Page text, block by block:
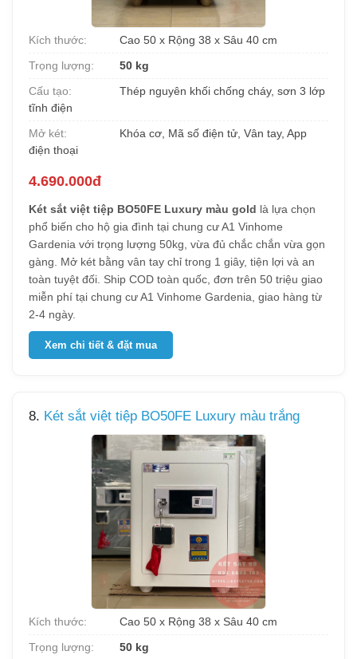
Kích thước:
Cao 50 x Rộng 38 x Sâu 40 cm
Trọng lượng:
50 kg
Cấu tạo:
Thép nguyên khối chống cháy, sơn 3 lớp
tĩnh điện
Mở két:
Khóa cơ, Mã số điện tử, Vân tay, App
điện thoại
4.690.000đ
Két sắt việt tiệp BO50FE Luxury màu gold là lựa chọn
phổ biến cho hộ gia đình tại chung cư A1 Vinhome
Gardenia với trọng lượng 50kg, vừa đủ chắc chắn vừa gọn
gàng. Mở két bằng vân tay chỉ trong 1 giây, tiện lợi và an
toàn tuyệt đối. Ship COD toàn quốc, đơn trên 50 triệu giao
miễn phí tại chung cư A1 Vinhome Gardenia, giao hàng từ
2-4 ngày.
Xem chi tiết & đặt mua
8. Két sắt việt tiệp BO50FE Luxury màu trắng
Kích thước:
Cao 50 x Rộng 38 x Sâu 40 cm
Trọng lượng:
50 kg